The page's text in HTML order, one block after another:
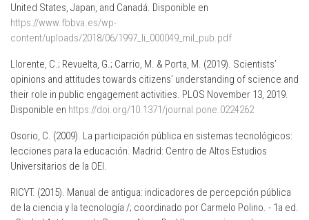
United States, Japan, and Canadá. Disponible en
https://www.fbbva.es/wp-
content/uploads/2018/06/1997_li_000049_mil_pub.pdf
Llorente, C.; Revuelta, G.; Carrio, M. & Porta, M. (2019). Scientists’
opinions and attitudes towards citizens’ understanding of science and
their role in public engagement activities. PLOS November 13, 2019.
Disponible en https://doi.org/10.1371/journal.pone.0224262
Osorio, C. (2009). La participación pública en sistemas tecnológicos:
lecciones para la educación. Madrid: Centro de Altos Estudios
Universitarios de la OEI.
RICYT. (2015). Manual de antigua: indicadores de percepción pública
de la ciencia y la tecnología /; coordinado por Carmelo Polino. - 1a ed.